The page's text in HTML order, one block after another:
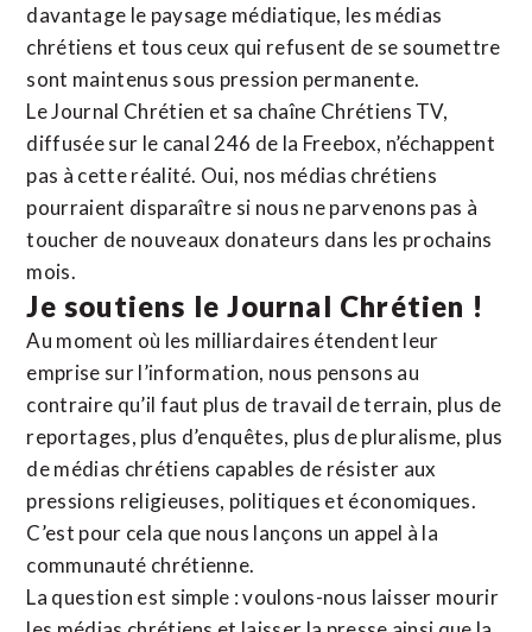
davantage le paysage médiatique, les médias
chrétiens et tous ceux qui refusent de se soumettre
sont maintenus sous pression permanente.
Le Journal Chrétien et sa chaîne Chrétiens TV,
diffusée sur le canal 246 de la Freebox, n’échappent
pas à cette réalité. Oui, nos médias chrétiens
pourraient disparaître si nous ne parvenons pas à
toucher de nouveaux donateurs dans les prochains
mois.
Je soutiens le Journal Chrétien !
Au moment où les milliardaires étendent leur
emprise sur l’information, nous pensons au
contraire qu’il faut plus de travail de terrain, plus de
reportages, plus d’enquêtes, plus de pluralisme, plus
de médias chrétiens capables de résister aux
pressions religieuses, politiques et économiques.
C’est pour cela que nous lançons un appel à la
communauté chrétienne.
La question est simple : voulons-nous laisser mourir